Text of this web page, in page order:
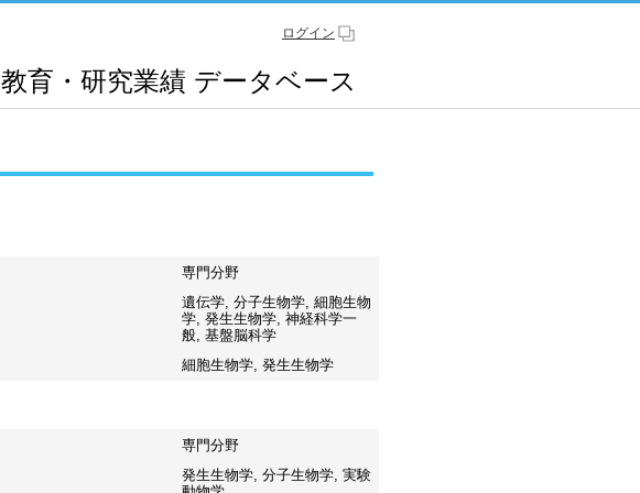
ログイン
教育・研究業績 データベース
専門分野
遺伝学, 分子生物学, 細胞生物
学, 発生生物学, 神経科学一
般, 基盤脳科学
細胞生物学, 発生生物学
専門分野
発生生物学, 分子生物学, 実験